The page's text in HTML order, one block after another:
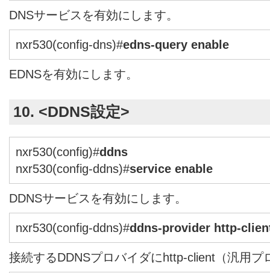
DNSサービスを有効にします。
nxr530(config-dns)#edns-query enable
EDNSを有効にします。
10. <DDNS設定>
nxr530(config)#ddns
nxr530(config-ddns)#service enable
DDNSサービスを有効にします。
nxr530(config-ddns)#ddns-provider http-
接続するDDNSプロバイダにhttp-client（汎用プ